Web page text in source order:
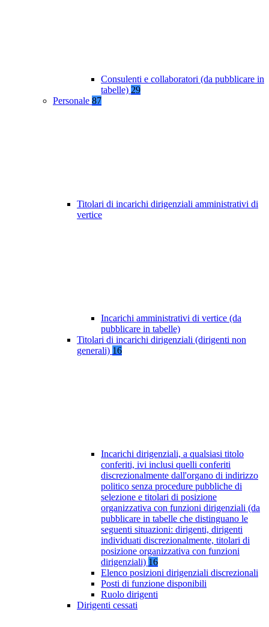
Consulenti e collaboratori (da pubblicare in
tabelle) 29
Personale 87
Titolari di incarichi dirigenziali amministrativi di
vertice
Incarichi amministrativi di vertice (da
pubblicare in tabelle)
Titolari di incarichi dirigenziali (dirigenti non
generali) 16
Incarichi dirigenziali, a qualsiasi titolo
conferiti, ivi inclusi quelli conferiti
discrezionalmente dall'organo di indirizzo
politico senza procedure pubbliche di
selezione e titolari di posizione
organizzativa con funzioni dirigenziali (da
pubblicare in tabelle che distinguano le
seguenti situazioni: dirigenti, dirigenti
individuati discrezionalmente, titolari di
posizione organizzativa con funzioni
dirigenziali) 16
Elenco posizioni dirigenziali discrezionali
Posti di funzione disponibili
Ruolo dirigenti
Dirigenti cessati